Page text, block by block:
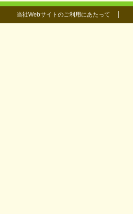
当社Webサイトのご利用にあたって